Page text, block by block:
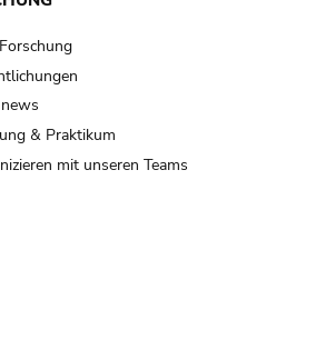
& Praktikum
mit unseren Teams